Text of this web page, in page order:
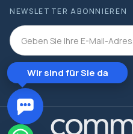
NEWSLETTER ABONNIEREN
Wir sind für Sie da